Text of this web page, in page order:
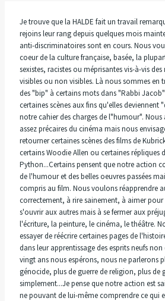
Je trouve que la HALDE fait un travail
rejoins leur rang depuis quelques mois
anti-discriminatoires sont en cours. Nous
coeur de la culture française, basée, la
sexistes, racistes ou méprisantes vis-à-vis
visibles ou non visibles. Là nous sommes en
des "bip" à certains mots dans "Rabbi
certaines scènes aux fins qu'elles deviennent
notre cahier des charges de l"humour".
assez précaires du cinéma mais nous
retourner certaines scènes des films de
certains Woodie Allen ou certaines répliques
Python...Certains pensent que notre action
de l'humour et des belles oeuvres passées
compris au film. Nous voulons réapprendre
correctement, à rire sainement, à aimer pour
s'ouvrir aux autres mais à se fermer aux
l'écriture, la peinture, le cinéma, le théâtre.
essayer de réécrire certaines pages de
dans leur apprentissage des esprits neufs
vingt ans nous espérons, nous ne parlerons
génocide, plus de guerre de religion, plus de
simplement...Je pense que notre action est
ne pouvant de lui-même comprendre ce qui